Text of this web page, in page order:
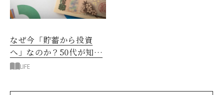
なぜ今「貯蓄から投資
へ」なのか？50代が知る
べきお金の新常識
LIFE